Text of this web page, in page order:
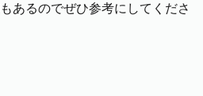
もあるのでぜひ参考にしてくださ